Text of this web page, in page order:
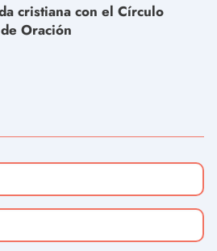
cristiana con el Círculo
de Oración